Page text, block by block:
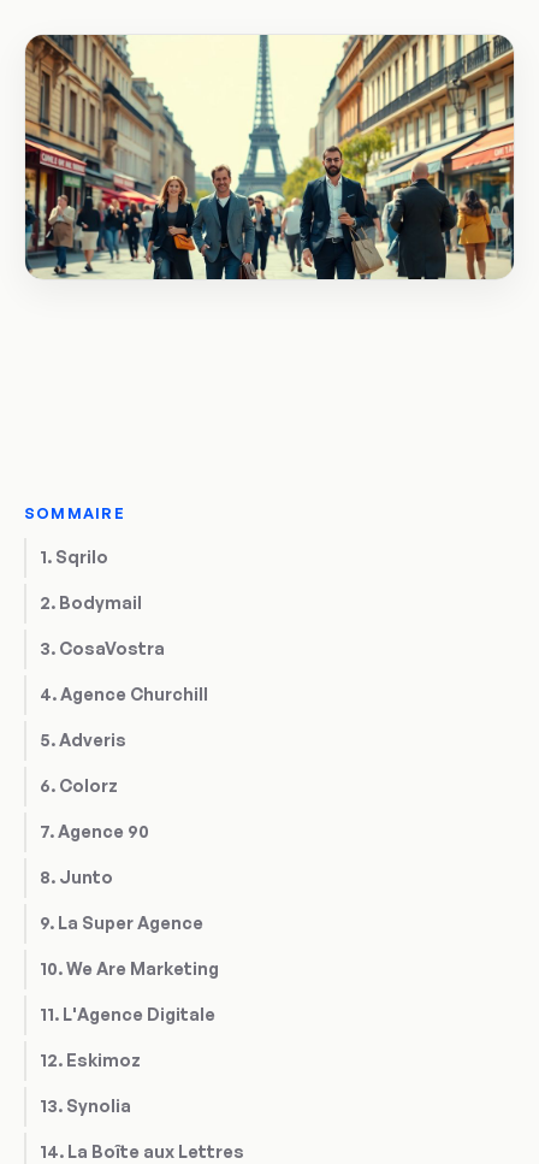
SOMMAIRE
1. Sqrilo
2. Bodymail
3. CosaVostra
4. Agence Churchill
5. Adveris
6. Colorz
7. Agence 90
8. Junto
9. La Super Agence
10. We Are Marketing
11. L'Agence Digitale
12. Eskimoz
13. Synolia
14. La Boîte aux Lettres